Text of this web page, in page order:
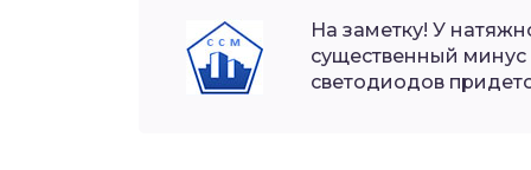
На заметку! У
существенный
светодиодов